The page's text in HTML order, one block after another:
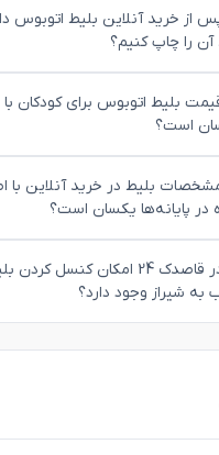
از خرید آنلاین بلیط اتوبوس
آن را چاپ کنیم؟
بلیط اتوبوس برای کودکان با
است؟
مشخصات بلیط در خرید آنلاین با
در پایانه‌ها یکسان است؟
آیا در قاصدک 24 امکان کنسل
به شیراز وجود دارد؟